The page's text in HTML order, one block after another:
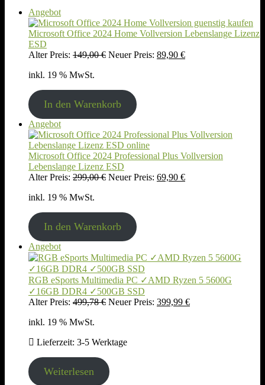
AngebotProdukt
im
Angebot
Microsoft Office 2024 Home Vollversion Lebenslange Lizenz
ESD
Alter Preis: 149,00€ Ursprünglicher
Neuer Preis: 89,90 €Aktueller
inkl. 19 % MwSt.
In den Warenkorb
AngebotProdukt
im
Angebot
Microsoft Office 2024 Professional Plus Vollversion
Lebenslange Lizenz ESD
Alter Preis: 299,00€ Ursprünglicher
Neuer Preis: 69,90 €Aktueller
inkl. 19 % MwSt.
In den Warenkorb
AngebotProdukt
im
Angebot
RGB eSports Multimedia PC ✓AMD Ryzen 5 5600G
✓16GB DDR4 ✓500GB SSD
Alter Preis: 499,78€ Ursprünglicher
Neuer Preis: 399,99 €Aktueller
inkl. 19 % MwSt.
Lieferzeit: 3-5 Werktage
Weiterlesen